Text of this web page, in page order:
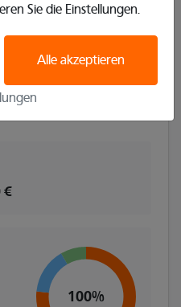
Sie die Einstellungen.
Alle akzeptieren
€
100%
Deutschland